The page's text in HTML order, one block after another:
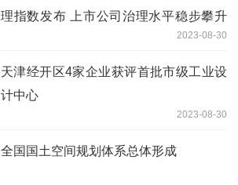
理指数发布 上市公司治理水平稳步攀升
2023-08-30
天津经开区4家企业获评首批市级工业设
计中心
2023-08-30
全国国土空间规划体系总体形成